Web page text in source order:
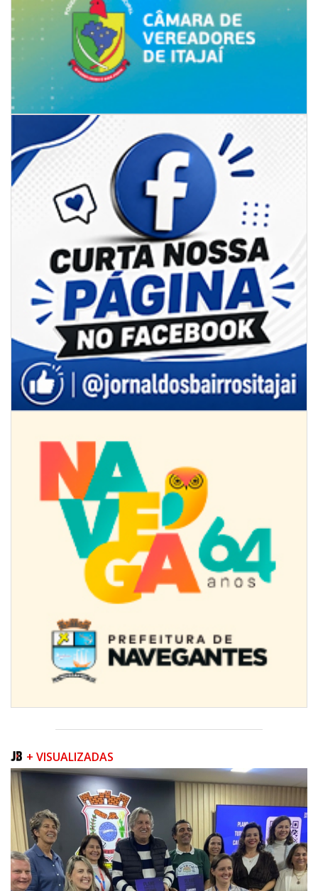
08/08/2026 | 07:00
8º Capoezade promove semana de oficinas gratuitas e atividades
culturais em Itajaí
GERAL
Univali e Câmara de Vereadores de Itajaí reúnem especialistas para
discutir políticas públicas e inovação
BALNEÁRIO CAMBORIÚ
08/08/2026 | 07:00
Teatro Bruno Nitz terá concerto “Rock ao Piano” neste sábado
BALNEÁRIO CAMBORIÚ
+ VISUALIZADAS